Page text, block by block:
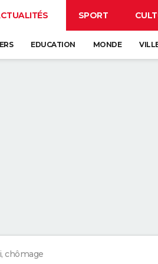
SPORT
EDUCATION MONDE
chômage